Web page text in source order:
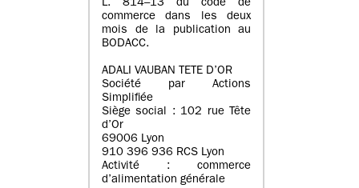
L. 814–13 du code de
commerce dans les deux
mois de la publication au
BODACC.
ADALI VAUBAN TETE D’OR
Société par Actions
Simplifiée
Siège social : 102 rue Tête
d’Or
69006 Lyon
910 396 936 RCS Lyon
Activité : commerce
d’alimentation générale